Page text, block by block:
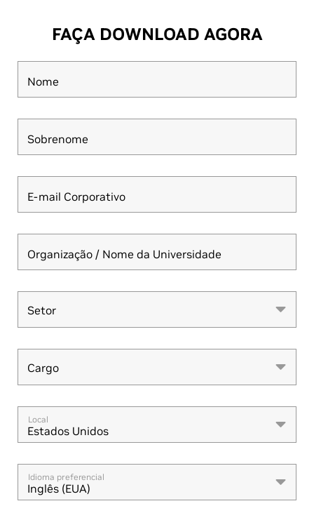
FAÇA DOWNLOAD AGORA
Nome
Sobrenome
E-mail Corporativo
Organização / Nome da Universidade
Setor
Setor
Cargo
Cargo
Local
Estados Unidos
Idioma preferencial
Inglês (EUA)